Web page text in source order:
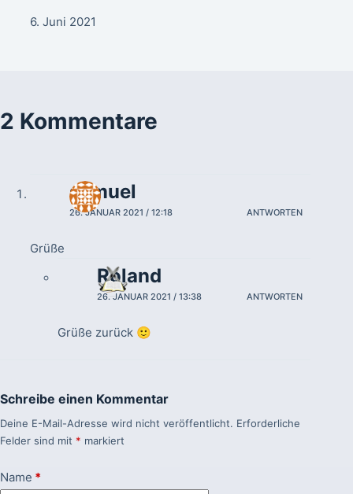
6. Juni 2021
2 Kommentare
samuel
26. JANUAR 2021 / 12:18 ANTWORTEN
Grüße
Roland
26. JANUAR 2021 / 13:38 ANTWORTEN
Grüße zurück 🙂
Schreibe einen Kommentar
Deine E-Mail-Adresse wird nicht veröffentlicht. Erforderliche
Felder sind mit * markiert
Name *